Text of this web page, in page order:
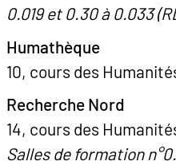
0.019 et 0.30 à 0.033
Humathèque
10, cours des
Recherche Nord
14, cours des
Salles de formation